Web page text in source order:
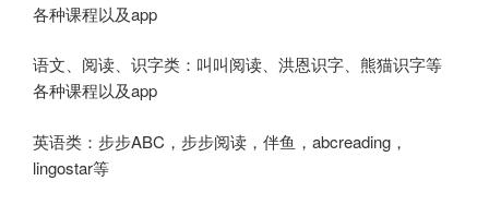
各种课程以及app
语文、阅读、识字类：叫叫阅读、洪恩识字、熊猫识字等
各种课程以及app
英语类：步步ABC，步步阅读，伴鱼，abcreading，
lingostar等